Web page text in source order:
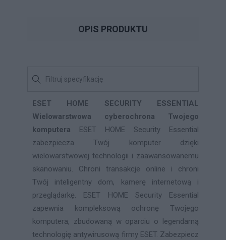
OPIS PRODUKTU
ESET HOME SECURITY ESSENTIAL
Wielowarstwowa cyberochrona Twojego
komputera ESET HOME Security Essential
zabezpiecza Twój komputer dzięki
wielowarstwowej technologii i zaawansowanemu
skanowaniu. Chroni transakcje online i chroni
Twój inteligentny dom, kamerę internetową i
przeglądarkę. ESET HOME Security Essential
zapewnia kompleksową ochronę Twojego
komputera, zbudowaną w oparciu o legendarną
technologię antywirusową firmy ESET. Zabezpiecz